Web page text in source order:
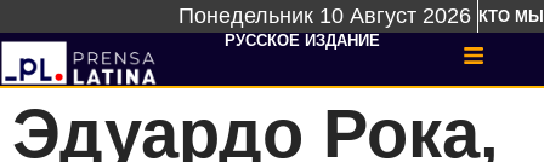
Понедельник 10 Август 2026 КТО МЫ
РУССКОЕ ИЗДАНИЕ
Эдуардо Рока,